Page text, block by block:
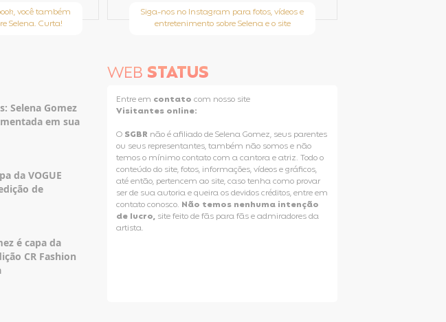
você também
Selena. Curta!
Siga-nos no Instagram para fotos, vídeos e
entretenimento sobre Selena e o site
Swift Brasil
Selena Gomez
em sua
da VOGUE
de
é capa da
CR Fashion
WEB STATUS
Entre em contatocom nosso site
Visitantes online:
O SGBR não é afiliado de Selena Gomez, seus parentes
ou seus representantes, também não somos e não
temos o mínimo contato com a cantora e atriz. Todo o
conteúdo do site, fotos, informações, vídeos e gráficos,
até então, pertencem ao site, caso tenha como provar
ser de sua autoria e queira os devidos créditos, entre em
contato conosco. Não temos nenhuma intenção
de lucro, site feito de fãs para fãs e admiradores da
artista.